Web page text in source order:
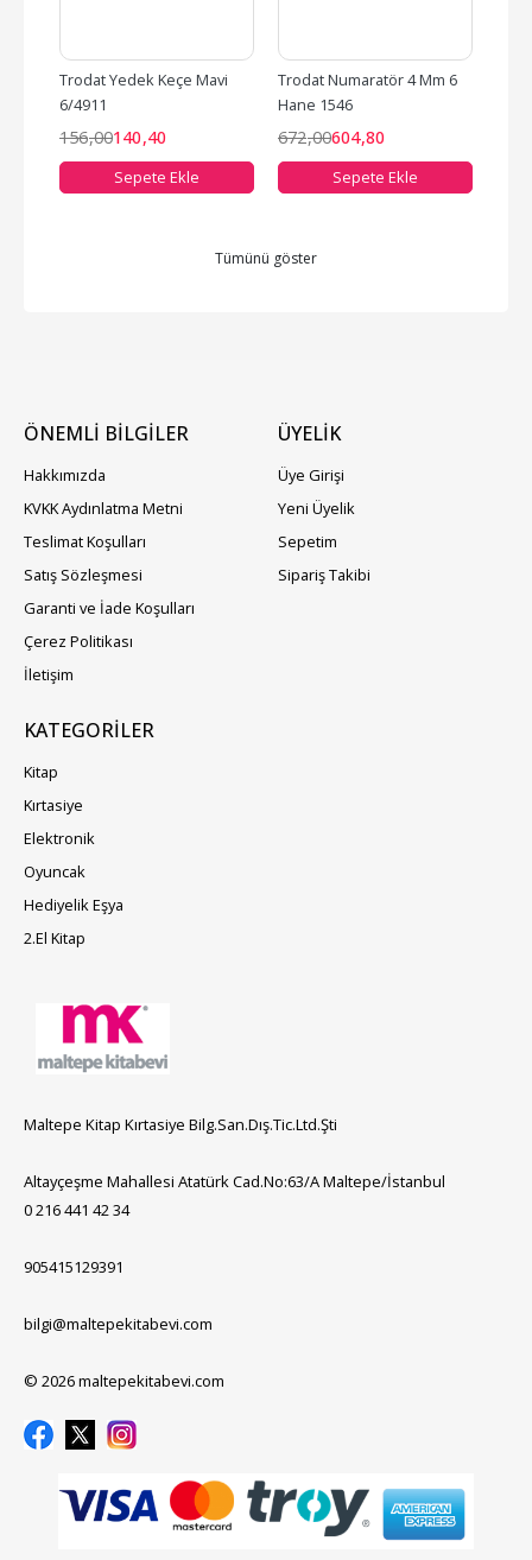
Trodat Yedek Keçe Mavi
6/4911
156,00140,40
Sepete Ekle
Trodat Numaratör 4 Mm 6
Hane 1546
672,00604,80
Sepete Ekle
Tümünü göster
ÖNEMLİ BİLGİLER
Hakkımızda
KVKK Aydınlatma Metni
Teslimat Koşulları
Satış Sözleşmesi
Garanti ve İade Koşulları
Çerez Politikası
İletişim
ÜYELIK
Üye Girişi
Yeni Üyelik
Sepetim
Sipariş Takibi
KATEGORILER
Kitap
Kırtasiye
Elektronik
Oyuncak
Hediyelik Eşya
2.El Kitap
Maltepe Kitap Kırtasiye Bilg.San.Dış.Tic.Ltd.Şti
Altayçeşme Mahallesi Atatürk Cad.No:63/A Maltepe/İstanbul
0 216 441 42 34
905415129391
bilgi@maltepekitabevi.com
© 2026 maltepekitabevi.com